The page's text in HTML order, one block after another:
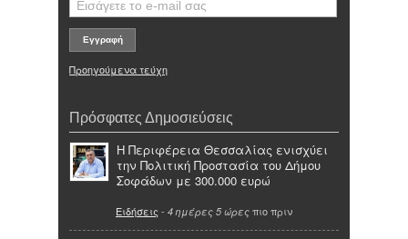
Προηγούμενα τεύχη
Πρόσφατες Δημοσιεύσεις
Η Περιφέρεια Θεσσαλίας ενισχύει
την Πολιτική Προστασία του Δήμου
Σοφάδων με 300.000 ευρώ
Ειδήσεις - 4 ημέρες 5 ώρες πιο πριν